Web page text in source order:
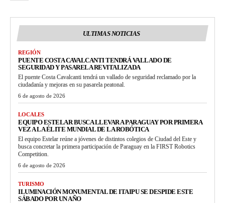
ULTIMAS NOTICIAS
REGIÓN
PUENTE COSTA CAVALCANTI TENDRÁ VALLADO DE
SEGURIDAD Y PASARELA REVITALIZADA
El puente Costa Cavalcanti tendrá un vallado de seguridad reclamado por la
ciudadanía y mejoras en su pasarela peatonal.
6 de agosto de 2026
LOCALES
EQUIPO ESTELAR BUSCA LLEVAR A PARAGUAY POR PRIMERA
VEZ A LA ÉLITE MUNDIAL DE LA ROBÓTICA
El equipo Estelar reúne a jóvenes de distintos colegios de Ciudad del Este y
busca concretar la primera participación de Paraguay en la FIRST Robotics
Competition.
6 de agosto de 2026
TURISMO
ILUMINACIÓN MONUMENTAL DE ITAIPU SE DESPIDE ESTE
SÁBADO POR UN AÑO